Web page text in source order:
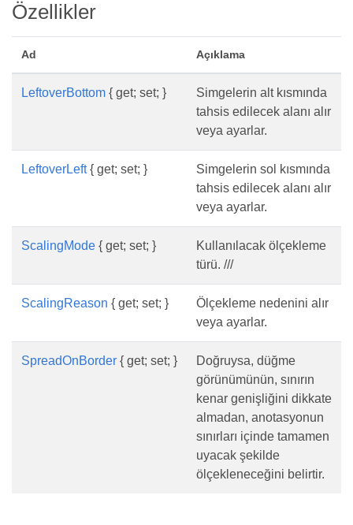
Özellikler
Ad Açıklama
LeftoverBottom { get; set; }
Simgelerin alt kısmında
tahsis edilecek alanı alır
veya ayarlar.
LeftoverLeft{ get; set; }
Simgelerin sol kısmında
tahsis edilecek alanı alır
veya ayarlar.
ScalingMode { get; set; }
Kullanılacak ölçekleme
türü. ///
ScalingReason { get; set; }
Ölçekleme nedenini alır
veya ayarlar.
SpreadOnBorder { get; set; }
Doğruysa, düğme
görünümünün, sınırın
kenar genişliğini dikkate
almadan, anotasyonun
sınırları içinde tamamen
uyacak şekilde
ölçekleneceğini belirtir.